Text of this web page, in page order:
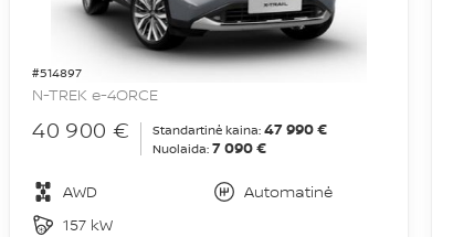
#514897
N-TREK e-4ORCE
40 900 € Standartinė kaina: 47 990 €
Nuolaida: 7 090 €
AWD
Automatinė
157 kW